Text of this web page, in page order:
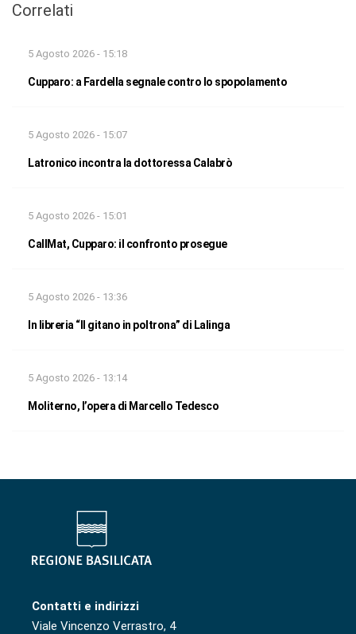
Correlati
5 Agosto 2026 - 15:18
Cupparo: a Fardella segnale contro lo spopolamento
5 Agosto 2026 - 15:07
Latronico incontra la dottoressa Calabrò
5 Agosto 2026 - 15:01
CallMat, Cupparo: il confronto prosegue
5 Agosto 2026 - 13:36
In libreria “Il gitano in poltrona” di Lalinga
5 Agosto 2026 - 13:14
Moliterno, l’opera di Marcello Tedesco
Contatti e indirizzi
Viale Vincenzo Verrastro, 4